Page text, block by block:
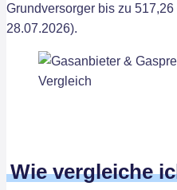
Grundversorger bis zu
28.07.2026).
Wie vergleiche